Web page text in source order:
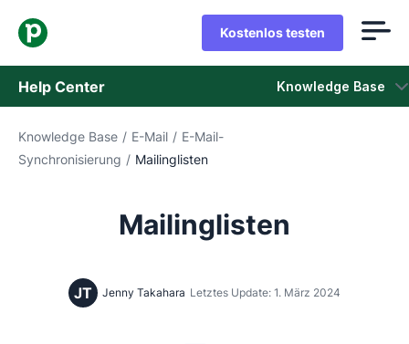
Kostenlos testen
Help Center Knowledge Base
Knowledge Base
Support kontaktieren
Knowledge Base / E-Mail / E-Mail-
Synchronisierung / Mailinglisten
Mailinglisten
JT Jenny Takahara Letztes Update: 1. März 2024